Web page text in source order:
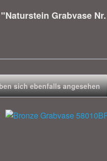
Grabvase
sich ebenfalls angesehen